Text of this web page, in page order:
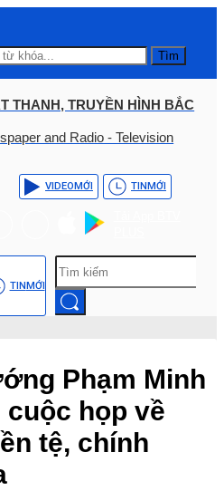
Tìm
THANH, TRUYỀN HÌNH BẮC
and Radio - Television
VIDEOMỚI TINMỚI
TINMỚI
Phạm Minh
họp về
tệ, chính